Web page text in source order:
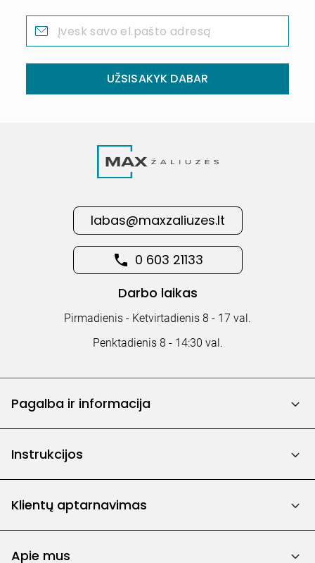
UŽSISAKYK DABAR
labas@maxzaliuzes.lt
0 603 21133
Darbo laikas
Pirmadienis - Ketvirtadienis 8 - 17 val.
Penktadienis 8 - 14:30 val.
Pagalba ir informacija
Instrukcijos
Klientų aptarnavimas
Apie mus